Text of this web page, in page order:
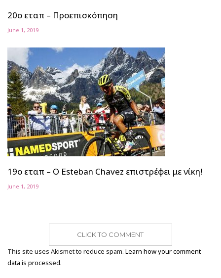
20ο εταπ – Προεπισκόπηση
June 1, 2019
19ο εταπ – Ο Esteban Chavez επιστρέφει με νίκη!
June 1, 2019
CLICK TO COMMENT
This site uses Akismet to reduce spam. Learn how your comment
data is processed.